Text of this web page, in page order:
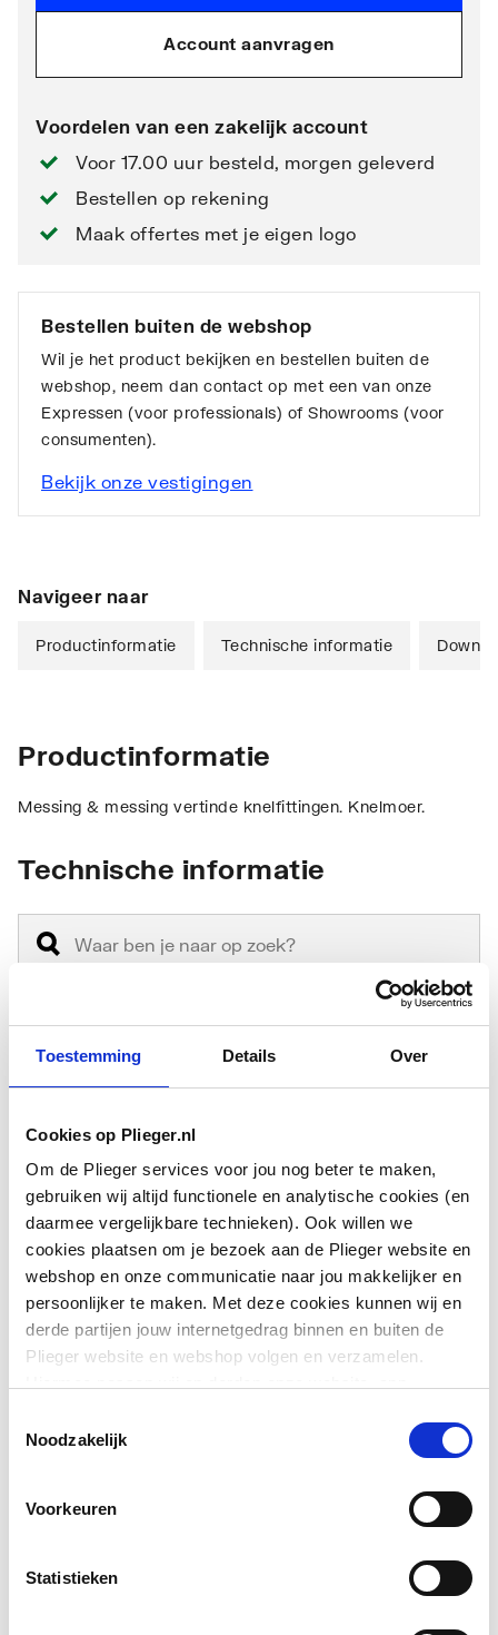
Toestemming Details Over
Cookies op Plieger.nl
Om de Plieger services voor jou nog beter te maken,
gebruiken wij altijd functionele en analytische cookies (en
daarmee vergelijkbare technieken). Ook willen we
cookies plaatsen om je bezoek aan de Plieger website en
webshop en onze communicatie naar jou makkelijker en
persoonlijker te maken. Met deze cookies kunnen wij en
derde partijen jouw internetgedrag binnen en buiten de
Plieger website en webshop volgen en verzamelen.
We slaan je cookievoorkeur op in je browser.
Noodzakelijk
Voorkeuren
Statistieken
Account aanvragen
Voordelen van een zakelijk account
Voor 17.00 uur besteld, morgen geleverd
Bestellen op rekening
Maak offertes met je eigen logo
Bestellen buiten de webshop
Wil je het product bekijken en bestellen buiten de
webshop, neem dan contact op met een van onze
Expressen (voor professionals) of Showrooms (voor
consumenten).
Bekijk onze vestigingen
Navigeer naar
Productinformatie Technische informatie
Productinformatie
Messing & messing vertinde knelfittingen. Knelmoer.
Technische informatie
Materiaal aansluiting 1 Messing
aansluiting 1
Oppervlaktebeschermin
g aansluiting 1
Onbehandeld
Oppervlaktebehandeling
aansluiting 1
Onbehandeld
Systeemgebonden Nee
aansluiting 1
buisdiameter aansluiting
Toon meer
Downloads